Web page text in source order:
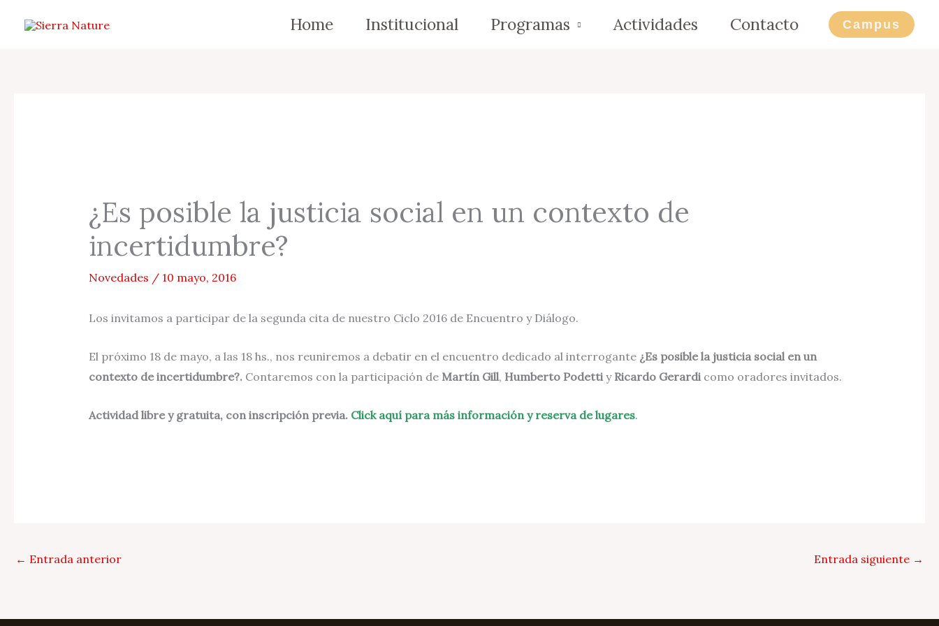
Home Institucional Programas Actividades Contacto Campus
¿Es posible la justicia social en un contexto de
incertidumbre?
Novedades / 10 mayo, 2016
Los invitamos a participar de la segunda cita de nuestro Ciclo 2016 de Encuentro y Diálogo.
El próximo 18 de mayo, a las 18 hs., nos reuniremos a debatir en el encuentro dedicado al interrogante ¿Es posible la justicia social en un
contexto de incertidumbre?. Contaremos con la participación deMartín Gill, Humberto PodettiyRicardo Gerardi como oradores invitados.
Actividad libre y gratuita, con inscripción previa. Click aquí para más información y reserva de lugares.
← Entrada anterior Entrada siguiente →